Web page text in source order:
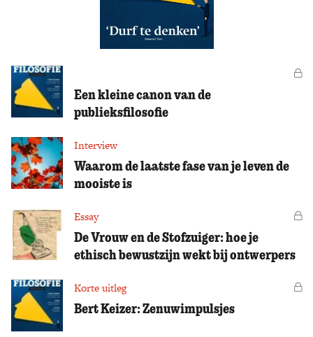
Een kleine canon van de
publieksfilosofie
Interview
Waarom de laatste fase van je leven de
mooiste is
Essay
De Vrouw en de Stofzuiger: hoe je
ethisch bewustzijn wekt bij ontwerpers
Korte uitleg
Bert Keizer: Zenuwimpulsjes